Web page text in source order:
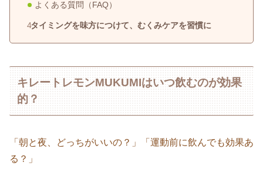
よくある質問（FAQ）
タイミングを味方につけて、むくみケアを習慣に
キレートレモンMUKUMIはいつ飲むのが効果
的？
「朝と夜、どっちがいいの？」「運動前に飲んでも効果あ
る？」